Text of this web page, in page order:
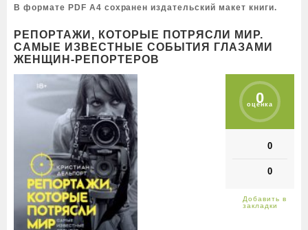
В формате PDF A4 сохранен издательский макет книги.
РЕПОРТАЖИ, КОТОРЫЕ ПОТРЯСЛИ МИР.
САМЫЕ ИЗВЕСТНЫЕ СОБЫТИЯ ГЛАЗАМИ
ЖЕНЩИН-РЕПОРТЕРОВ
0
оценка
0
0